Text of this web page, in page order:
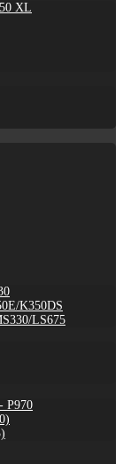
XL
K350DS
LS675
P970